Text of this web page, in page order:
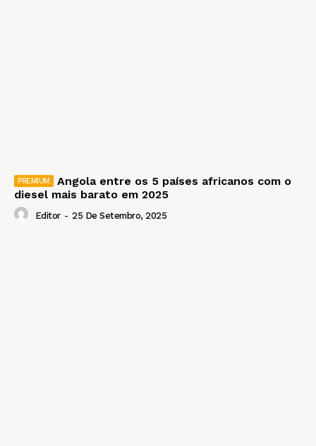
Angola entre os 5 países africanos com o
diesel mais barato em 2025
Editor - 25 De Setembro, 2025